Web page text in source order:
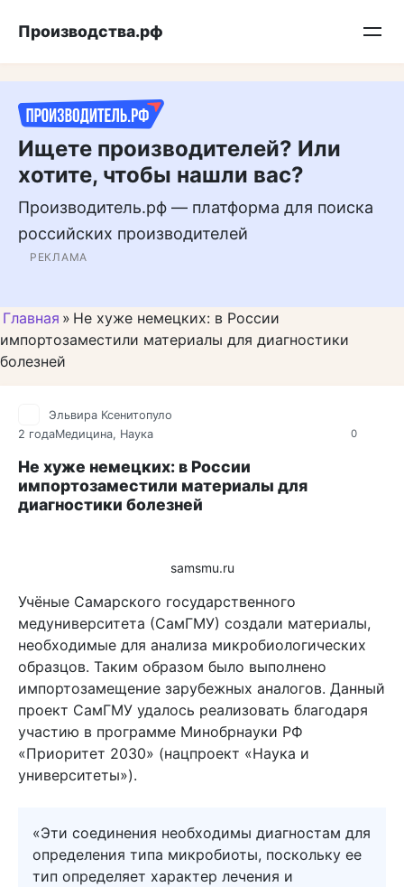
Подписывайтесь на нас в MAX
Производства.рф
Ищете производителей? Или
хотите, чтобы нашли вас?
Производитель.рф — платформа для поиска
российских производителей
РЕКЛАМА
Главная » Не хуже немецких: в России
импортозаместили материалы для диагностики
болезней
0
Эльвира Ксенитопуло
2 годаМедицина, Наука
Не хуже немецких: в России
импортозаместили материалы для
диагностики болезней
samsmu.ru
Учёные Самарского государственного
медуниверситета (СамГМУ) создали материалы,
необходимые для анализа микробиологических
образцов. Таким образом было выполнено
импортозамещение зарубежных аналогов. Данный
проект СамГМУ удалось реализовать благодаря
участию в программе Минобрнауки РФ
«Приоритет 2030» (нацпроект «Наука и
университеты»).
«Эти соединения необходимы диагностам для
определения типа микробиоты, поскольку ее
тип определяет характер лечения и